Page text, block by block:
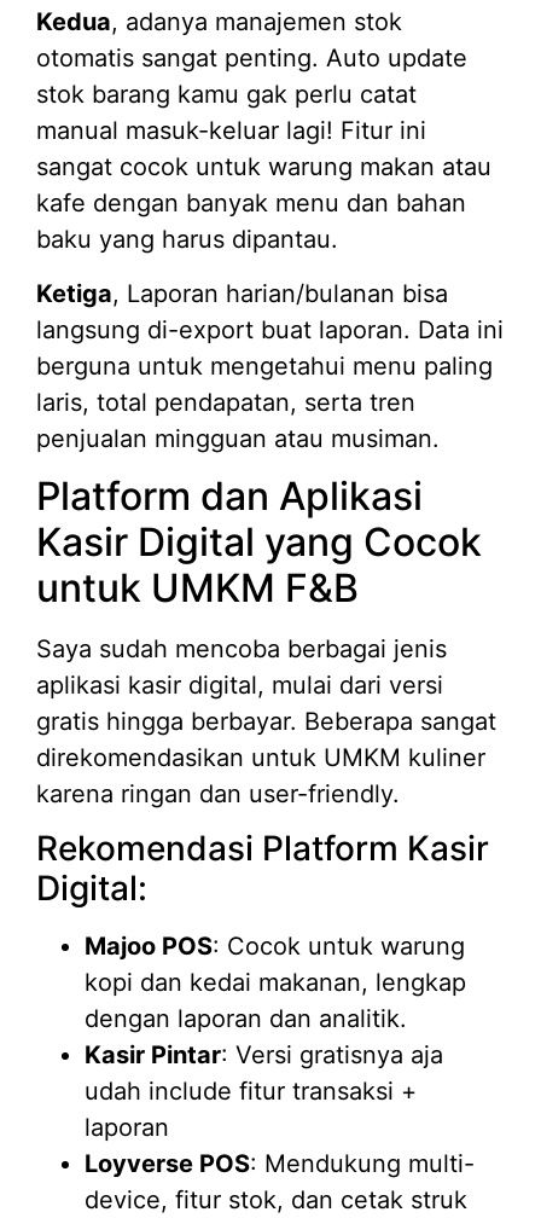
Kedua, adanya manajemen stok
otomatis sangat penting. Auto update
stok barang kamu gak perlu catat
manual masuk-keluar lagi! Fitur ini
sangat cocok untuk warung makan atau
kafe dengan banyak menu dan bahan
baku yang harus dipantau.
Ketiga, Laporan harian/bulanan bisa
langsung di-export buat laporan. Data ini
berguna untuk mengetahui menu paling
laris, total pendapatan, serta tren
penjualan mingguan atau musiman.
Platform dan Aplikasi
Kasir Digital yang Cocok
untuk UMKM F&B
Saya sudah mencoba berbagai jenis
aplikasi kasir digital, mulai dari versi
gratis hingga berbayar. Beberapa sangat
direkomendasikan untuk UMKM kuliner
karena ringan dan user-friendly.
Rekomendasi Platform Kasir
Digital:
Majoo POS: Cocok untuk warung
kopi dan kedai makanan, lengkap
dengan laporan dan analitik.
Kasir Pintar: Versi gratisnya aja
udah include fitur transaksi +
laporan
Loyverse POS: Mendukung multi-
device, fitur stok, dan cetak struk